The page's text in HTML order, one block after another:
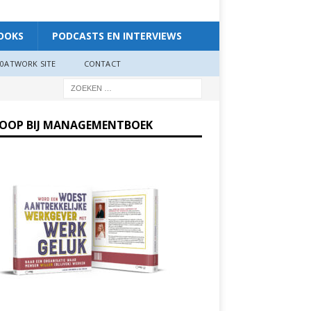
PODCASTS EN INTERVIEWS
SITE CONTACT
BIJ MANAGEMENTBOEK